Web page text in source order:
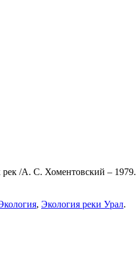
/А. С. Хоментовский – 1979.
, Экология реки Урал.